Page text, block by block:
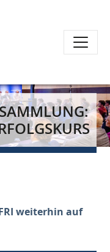
weiterhin auf